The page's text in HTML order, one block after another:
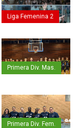
Liga Femenina 2
Primera Div. Mas.
Primera Div. Fem.